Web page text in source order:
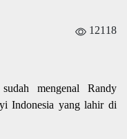
12118
mengenal Randy
Indonesia yang lahir di